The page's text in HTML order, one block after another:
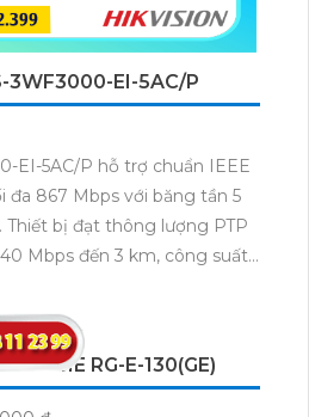
3WF3000-EI-5AC/P
EI-5AC/P hỗ trợ chuẩn IEEE
đa 867 Mbps với băng tần 5
Thiết bị đạt thông lượng PTP
Mbps đến 3 km, công suất
sát ổn định ở khoảng cách